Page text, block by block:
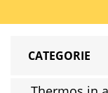
CATEGORIE